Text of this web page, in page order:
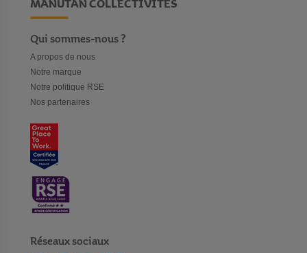
MANUTAN COLLECTIVITÉS
Qui sommes-nous ?
A propos de nous
Notre marque
Notre politique RSE
Nos partenaires
Réseaux sociaux